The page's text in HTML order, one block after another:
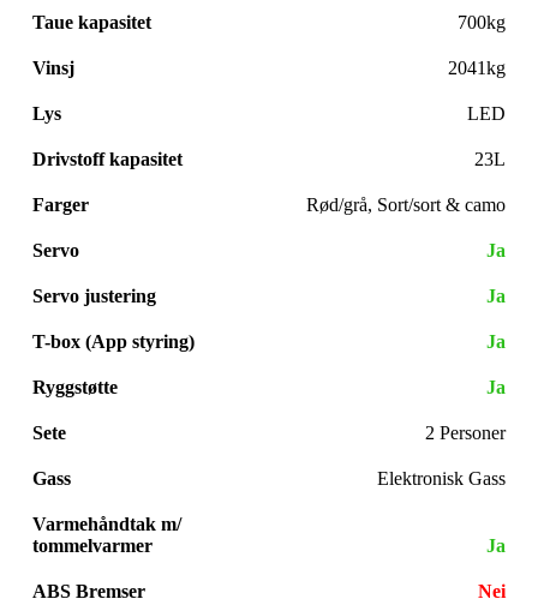
Taue kapasitet 700kg
Vinsj 2041kg
Lys LED
Drivstoff kapasitet 23L
Farger Rød/grå, Sort/sort & camo
Servo Ja
Servo justering Ja
T-box (App styring) Ja
Ryggstøtte Ja
Sete 2 Personer
Gass Elektronisk Gass
Varmehåndtak m/
tommelvarmer
Ja
ABS Bremser Nei